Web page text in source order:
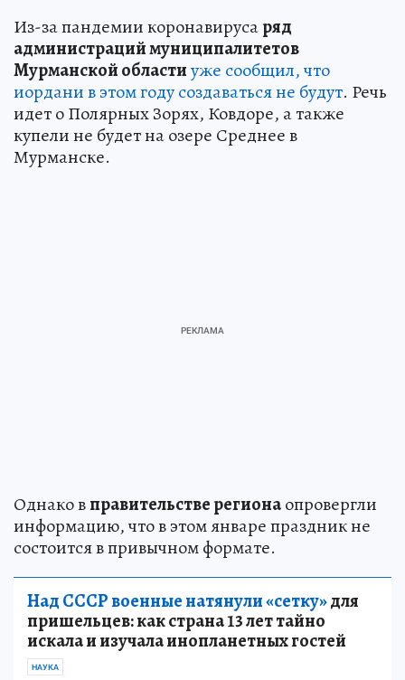
Из-за пандемии коронавирусаряд
администраций муниципалитетов
Мурманской областиуже сообщил, что
иордани в этом году создаваться не будут. Речь
идет о Полярных Зорях, Ковдоре, а также
купели не будет на озере Среднее в
Мурманске.
Однако вправительстве регионаопровергли
информацию, что в этом январе праздник не
состоится в привычном формате.
Над СССР военные натянули «сетку»для
пришельцев: как страна 13 лет тайно
искала и изучала инопланетных гостей
НАУКА